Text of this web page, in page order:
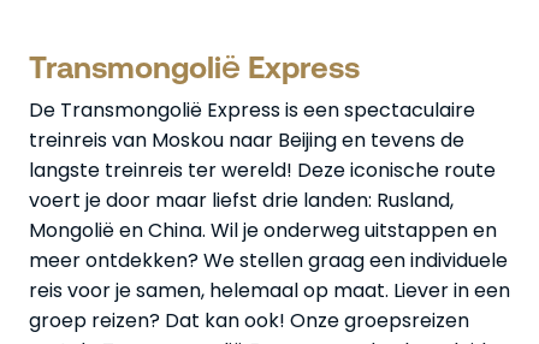
Transmongolië Express
De Transmongolië Express is een spectaculaire
treinreis van Moskou naar Beijing en tevens de
langste treinreis ter wereld! Deze iconische route
voert je door maar liefst drie landen: Rusland,
Mongolië en China. Wil je onderweg uitstappen en
meer ontdekken? We stellen graag een individuele
reis voor je samen, helemaal op maat. Liever in een
groep reizen? Dat kan ook! Onze groepsreizen